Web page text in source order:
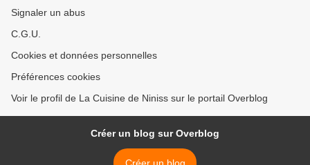
Signaler un abus
C.G.U.
Cookies et données personnelles
Préférences cookies
Voir le profil de La Cuisine de Niniss sur le portail Overblog
Créer un blog sur Overblog